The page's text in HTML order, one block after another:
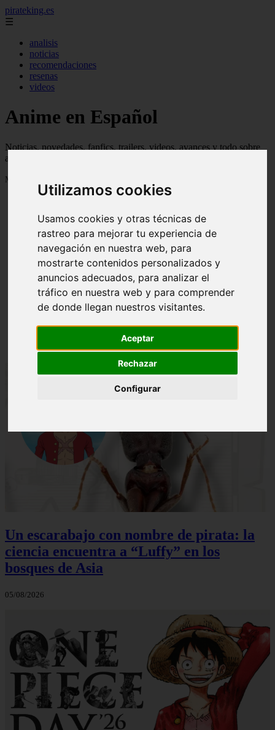
Utilizamos cookies
Usamos cookies y otras técnicas de
rastreo para mejorar tu experiencia de
navegación en nuestra web, para
mostrarte contenidos personalizados y
anuncios adecuados, para analizar el
tráfico en nuestra web y para comprender
de donde llegan nuestros visitantes.
Aceptar
Rechazar
Configurar
pirateking.es
☰
analisis
noticias
recomendaciones
resenas
videos
Anime en Español
Noticias, novedades, fanfics, trailers, videos, avances y todo sobre
anime en español
Mostrando 1 - 24 de 233 artículos
Reseña Hentai - Kuroinu: Kedakaki Seijo wa Hakudaku
ni Somaru - Anime en Español
Un escarabajo con nombre de pirata: la
ciencia encuentra a “Luffy” en los
bosques de Asia
05/08/2026